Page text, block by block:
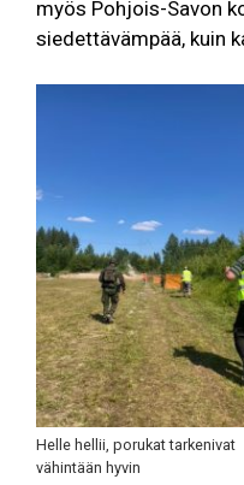
myös Pohjois-Savon
siedettävämpää, kuin
Helle hellii, porukat tarkenivat
vähintään hyvin